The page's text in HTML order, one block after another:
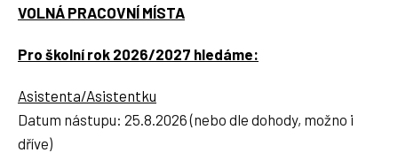
VOLNÁ PRACOVNÍ MÍSTA
Pro školní rok 2026/2027 hledáme:
Asistenta/Asistentku
Datum nástupu: 25.8.2026 (nebo dle dohody, možno i
dříve)